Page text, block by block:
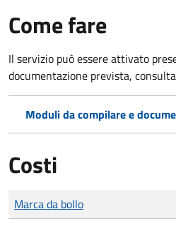
Come fare
Il servizio può essere attivato
documentazione prevista,
Moduli da compilare e
Costi
Tipo di pagamento
Importo
Marca da bollo